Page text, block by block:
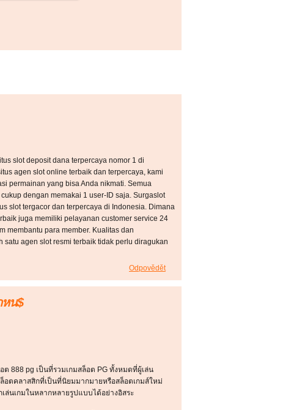
slot deposit dana terpercaya nomor 1 di
agen slot online terbaik dan terpercaya, kami
permainan yang bisa Anda nikmati. Semua
dengan memakai 1 user-ID saja. Surgaslot
slot tergacor dan terpercaya di Indonesia. Dimana
juga memiliki pelayanan customer service 24
membantu para member. Kualitas dan
satu agen slot resmi terbaik tidak perlu diragukan
Odpovědět
หน$
888 pg เป็นที่รวมเกมสล็อต PG ทั้งหมดที่ผู้เล่น
อตคลาสสิกที่เป็นที่นิยมมากมายหรือสล็อตเกมส์ใหม่
เล่นเกมในหลากหลายรูปแบบได้อย่างอิสระ